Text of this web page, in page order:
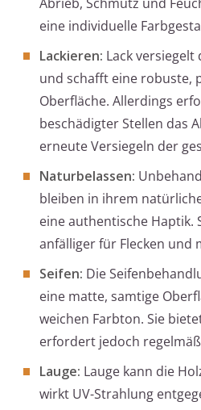
eine individuelle
Lackieren: Lack
und schafft eine robuste,
Oberfläche. Allerdings
beschädigter Stellen das
erneute Versiegeln der
Naturbelassen:
bleiben in ihrem
eine authentische Haptik.
anfälliger für Flecken und
Seifen: Die
eine matte, samtige
weichen Farbton. Sie
erfordert jedoch
Lauge: Lauge kann die
wirkt UV-Strahlung